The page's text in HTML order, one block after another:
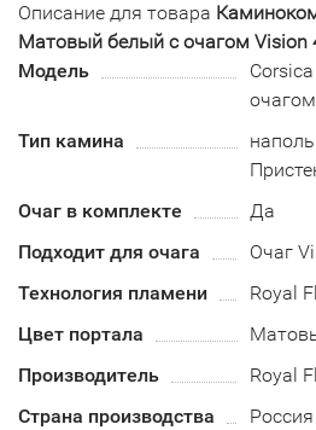
Описание для товара
Матовый белый с очагом Vision
Модель
Тип камина
Очаг в комплекте
Да
Подходит для очага
Очаг
Технология пламени
Royal
Цвет портала
Производитель
Royal
Страна производства
Россия